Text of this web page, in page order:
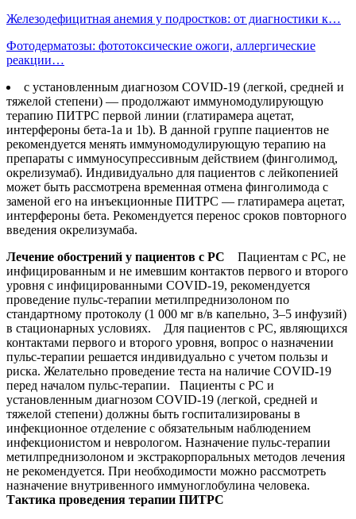
Железодефицитная анемия у подростков: от диагностики к…
Фотодерматозы: фототоксические ожоги, аллергические
реакции…
с установленным диагнозом COVID-19 (легкой, средней и
тяжелой степени) — продолжают иммуномодулирующую
терапию ПИТРС первой линии (глатирамера ацетат,
интерфероны бета-1a и 1b). В данной группе пациентов не
рекомендуется менять иммуномодулирующую терапию на
препараты с иммуносупрессивным действием (финголимод,
окрелизумаб). Индивидуально для пациентов с лейкопенией
может быть рассмотрена временная отмена финголимода с
заменой его на инъекционные ПИТРС — глатирамера ацетат,
интерфероны бета. Рекомендуется перенос сроков повторного
введения окрелизумаба.
Лечение обострений у пациентов с РС
Пациентам с РС, не
инфицированным и не имевшим контактов первого и второго
уровня с инфицированными COVID-19, рекомендуется
проведение пульс-терапии метилпреднизолоном по
стандартному протоколу (1 000 мг в/в капельно, 3–5 инфузий)
в стационарных условиях. Для пациентов с РС, являющихся
контактами первого и второго уровня, вопрос о назначении
пульс-терапии решается индивидуально с учетом пользы и
риска. Желательно проведение теста на наличие COVID-19
перед началом пульс-терапии. Пациенты с РС и
установленным диагнозом COVID-19 (легкой, средней и
тяжелой степени) должны быть госпитализированы в
инфекционное отделение с обязательным наблюдением
инфекционистом и неврологом. Назначение пульс-терапии
метилпреднизолоном и экстракорпоральных методов лечения
не рекомендуется. При необходимости можно рассмотреть
назначение внутривенного иммуноглобулина человека.
Тактика проведения терапии ПИТРС